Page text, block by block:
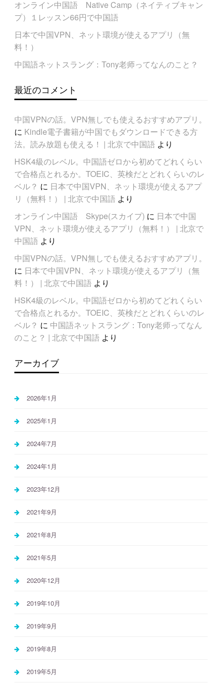
オンライン中国語 Native Camp（ネイティブキャン
プ）１レッスン66円で中国語
日本で中国VPN、ネット環境が使えるアプリ（無
料！）
中国語ネットスラング：Tony老师ってなんのこと？
最近のコメント
中国VPNの話。VPN無しでも使えるおすすめアプリ。
に Kindle電子書籍が中国でもダウンロードできる方
法。読み放題も使える！ | 北京で中国語より
HSK4級のレベル。中国語ゼロから初めてどれくらい
で合格点とれるか。TOEIC、英検だとどれくらいのレ
ベル？ に 日本で中国VPN、ネット環境が使えるアプ
リ（無料！） | 北京で中国語より
オンライン中国語 Skype(スカイプ) に 日本で中国
VPN、ネット環境が使えるアプリ（無料！） | 北京で
中国語より
中国VPNの話。VPN無しでも使えるおすすめアプリ。
に 日本で中国VPN、ネット環境が使えるアプリ（無
料！） | 北京で中国語より
HSK4級のレベル。中国語ゼロから初めてどれくらい
で合格点とれるか。TOEIC、英検だとどれくらいのレ
ベル？ に 中国語ネットスラング：Tony老师ってなん
のこと？ | 北京で中国語より
アーカイブ
2026年1月
2025年1月
2024年7月
2024年1月
2023年12月
2021年9月
2021年8月
2021年5月
2020年12月
2019年10月
2019年9月
2019年8月
2019年5月